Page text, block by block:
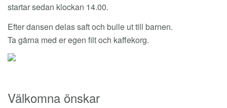
startar sedan klockan 14.00.
Efter dansen delas saft och bulle ut till barnen.
Ta gärna med er egen filt och kaffekorg.
Välkomna önskar